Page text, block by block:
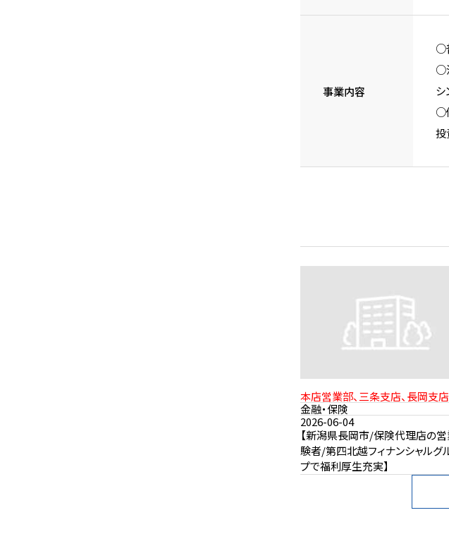
事業内容
○
○
シ
○
投
本店営業部、三条支店、長岡支
定
金融・保険
2026-06-04
【新潟県長岡市/保険代理店の
験者/第四北越フィナンシャルグ
プで福利厚生充実】